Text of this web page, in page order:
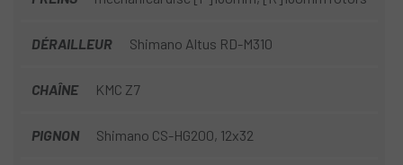
DÉRAILLEUR Shimano Altus RD-M310
CHAÎNE KMC Z7
PIGNON Shimano CS-HG200, 12x32